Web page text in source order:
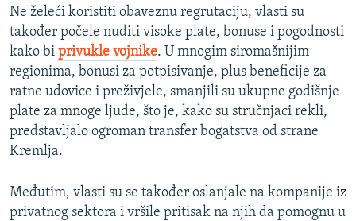
Ne želeći koristiti obaveznu regrutaciju, vlasti su
također počele nuditi visoke plate, bonuse i pogodnosti
kako bi privukle vojnike. U mnogim siromašnijim
regionima, bonusi za potpisivanje, plus beneficije za
ratne udovice i preživjele, smanjili su ukupne godišnje
plate za mnoge ljude, što je, kako su stručnjaci rekli,
predstavljalo ogroman transfer bogatstva od strane
Kremlja.
Međutim, vlasti su se također oslanjale na kompanije iz
privatnog sektora i vršile pritisak na njih da pomognu u